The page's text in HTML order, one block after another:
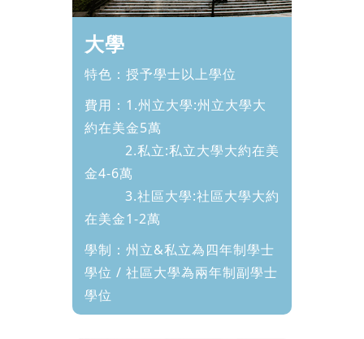
大學
特色：授予學士以上學位
費用：1.州立大學:州立大學大
約在美金5萬
2.私立:私立大學大約在美
金4-6萬
3.社區大學:社區大學大約
在美金1-2萬
學制：州立&私立為四年制學士
學位 / 社區大學為兩年制副學士
學位